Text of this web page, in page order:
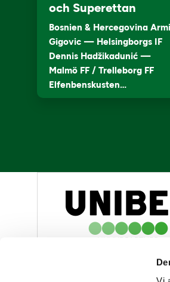
och Superettan
Bosnien & Hercegovina
Gigovic — Helsingborgs IF
Dennis Hadžikadunić —
Malmö FF / Trelleborg FF
Elfenbenskusten…